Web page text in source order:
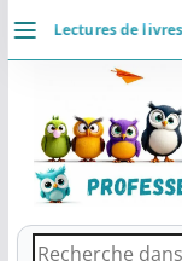
Lectures de livres
DÉCOUVRIR
Accueil
Se connecter
👥